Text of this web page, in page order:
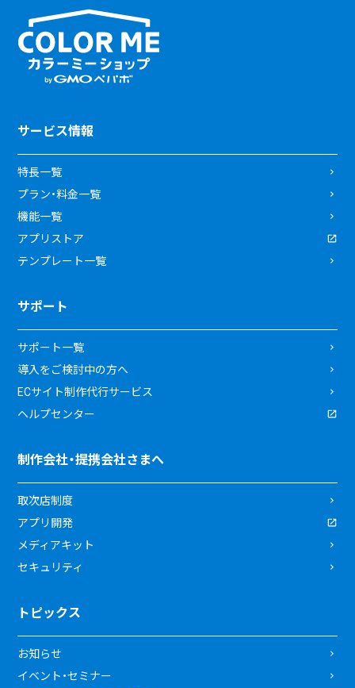
サービス情報
特長一覧
プラン・料金一覧
機能一覧
アプリストア
テンプレート一覧
サポート
サポート一覧
導入をご検討中の方へ
ECサイト制作代行サービス
ヘルプセンター
制作会社・提携会社さまへ
取次店制度
アプリ開発
メディアキット
セキュリティ
トピックス
お知らせ
イベント・セミナー